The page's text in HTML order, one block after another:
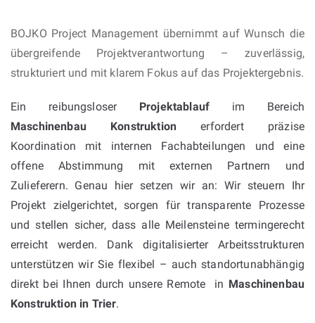
BOJKO Project Management übernimmt auf Wunsch die
übergreifende Projektverantwortung – zuverlässig,
strukturiert und mit klarem Fokus auf das Projektergebnis.
Ein reibungsloser Projektablauf im Bereich
Maschinenbau Konstruktion erfordert präzise
Koordination mit internen Fachabteilungen und eine
offene Abstimmung mit externen Partnern und
Zulieferern. Genau hier setzen wir an: Wir steuern Ihr
Projekt zielgerichtet, sorgen für transparente Prozesse
und stellen sicher, dass alle Meilensteine termingerecht
erreicht werden. Dank digitalisierter Arbeitsstrukturen
unterstützen wir Sie flexibel – auch standortunabhängig
direkt bei Ihnen durch unsere Remote in Maschinenbau
Konstruktion in Trier.